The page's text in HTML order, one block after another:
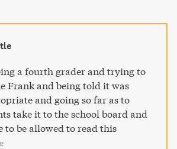
Here she is first and foremost a
honest, touchingly vulnerable, in
her deeply secret world of soul-
for affection, rebellious clashes
and newly discovered sexuality,
of her companions. Facing
and death, and the petty
confined quarters, Anne writes with
beyond her years. Her story is
lived out in conditions few
a fourth grader and trying to
Frank and being told it was
and going so far as to
take it to the school board and
to be allowed to read this